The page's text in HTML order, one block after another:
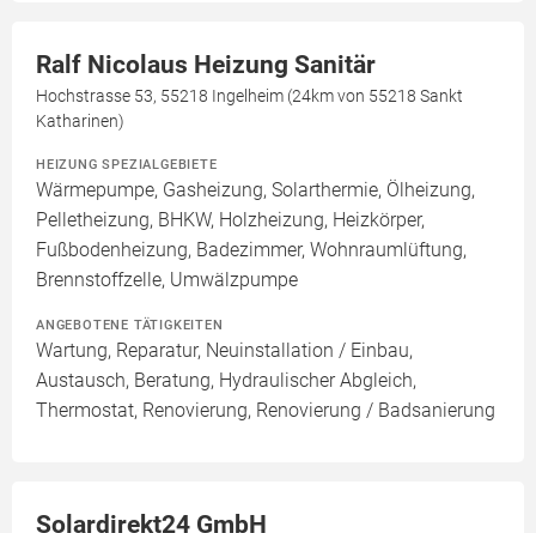
Ralf Nicolaus Heizung Sanitär
Hochstrasse 53, 55218 Ingelheim (24km von 55218 Sankt
Katharinen)
HEIZUNG SPEZIALGEBIETE
Wärmepumpe, Gasheizung, Solarthermie, Ölheizung,
Pelletheizung, BHKW, Holzheizung, Heizkörper,
Fußbodenheizung, Badezimmer, Wohnraumlüftung,
Brennstoffzelle, Umwälzpumpe
ANGEBOTENE TÄTIGKEITEN
Wartung, Reparatur, Neuinstallation / Einbau,
Austausch, Beratung, Hydraulischer Abgleich,
Thermostat, Renovierung, Renovierung / Badsanierung
Solardirekt24 GmbH